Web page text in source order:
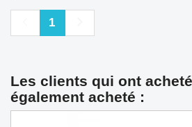
Précédent
1
Les clients qui ont
également acheté :